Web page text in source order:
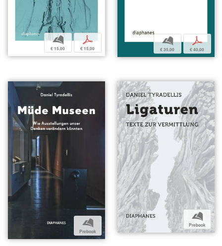
b
€ 15,00
p
€ 15,00
b
€ 35,00
p
€ 40,00
b
Prebook
b
Prebook